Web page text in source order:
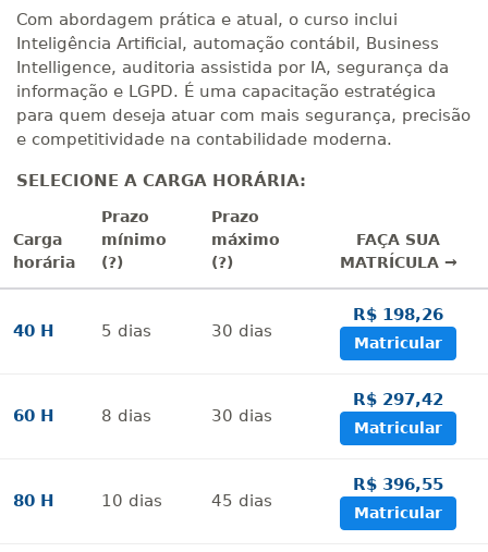
Com abordagem prática e atual, o curso inclui
Inteligência Artificial, automação contábil, Business
Intelligence, auditoria assistida por IA, segurança da
informação e LGPD. É uma capacitação estratégica
para quem deseja atuar com mais segurança, precisão
e competitividade na contabilidade moderna.
SELECIONE A CARGA HORÁRIA:
Carga
horária
Prazo
mínimo
(?)
Prazo
máximo
(?)
FAÇA SUA
MATRÍCULA →
40 H 5 dias 30 dias
R$ 198,26
Matricular
60 H 8 dias 30 dias
R$ 297,42
Matricular
80 H 10 dias 45 dias
R$ 396,55
Matricular